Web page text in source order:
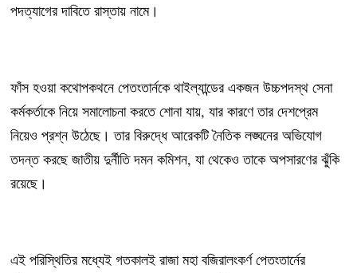
পদত্যাগের দাবিতে রাস্তায় নামে।
ফাঁস হওয়া কথোপকথনে পেতংতার্নকে থাইল্যান্ডের একজন উচ্চপদস্থ সেনা
কর্মকর্তাকে নিয়ে সমালোচনা করতে শোনা যায়, যার কারণে তার দেশপ্রেম
নিয়েও প্রশ্ন উঠেছে। তার বিরুদ্ধে আরেকটি নৈতিক লঙ্ঘনের অভিযোগ
তদন্ত করছে জাতীয় দুর্নীতি দমন কমিশন, যা থেকেও তাকে অপসারণের ঝুঁকি
রয়েছে।
এই পরিস্থিতির মধ্যেই গতকালই রাজা মহা বজিরালংকর্ণ পেতংতার্নের